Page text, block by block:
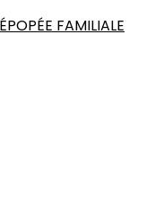
FAMILIALE